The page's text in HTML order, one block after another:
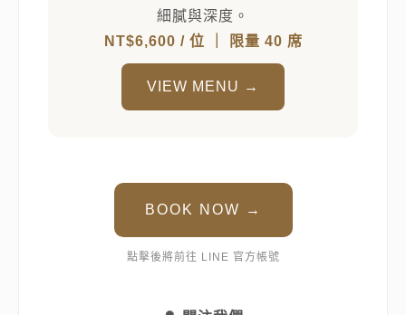
細膩與深度。
NT$6,600 / 位 ｜ 限量 40 席
VIEW MENU →
BOOK NOW →
點擊後將前往 LINE 官方帳號